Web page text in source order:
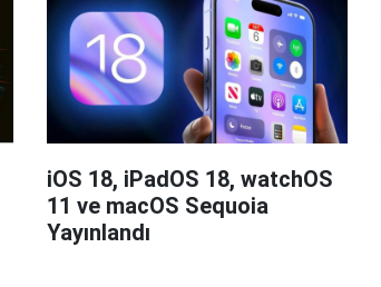
iOS 18, iPadOS 18, watchOS
11 ve macOS Sequoia
Yayınlandı